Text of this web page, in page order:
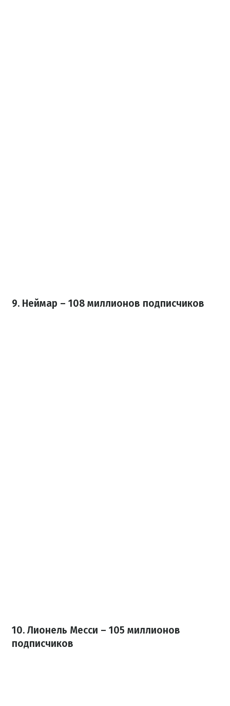
9. Неймар – 108 миллионов подписчиков
10. Лионель Месси – 105 миллионов
подписчиков